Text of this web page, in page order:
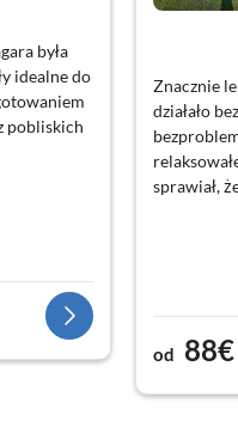
była
idealne do
pobliskich
Znacznie
działało
sprawiał,
od 88€